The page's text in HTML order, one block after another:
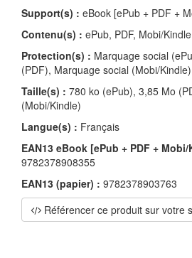
Support(s) : eBook [ePub + PDF +
Contenu(s) : ePub, PDF, Mobi/Kindle
Protection(s) : Marquage social
(PDF), Marquage social (Mobi/Kindle)
Taille(s) : 780 ko (ePub), 3,85 Mo
(Mobi/Kindle)
Langue(s) : Français
EAN13 eBook [ePub + PDF +
9782378908355
EAN13 (papier) : 9782378903763
Référencer ce produit sur votre